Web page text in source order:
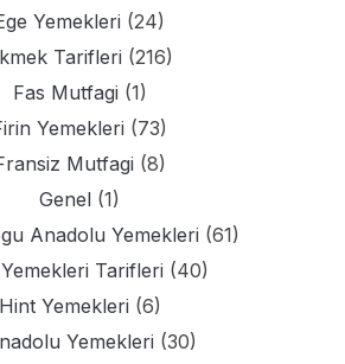
Yemekleri (24)
Tarifleri (216)
Fas Mutfagi (1)
Yemekleri (73)
Mutfagi (8)
Genel (1)
Anadolu Yemekleri (61)
Tarifleri (40)
Hint Yemekleri (6)
Yemekleri (30)